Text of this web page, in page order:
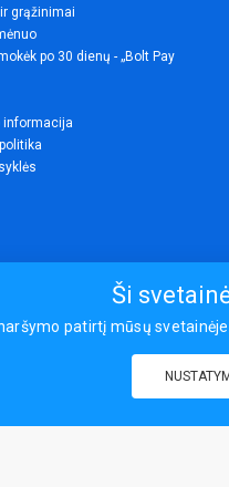
grąžinimai
po 30 dienų - „Bolt Pay
informacija
© 2026
Ši
patirtį mūsų